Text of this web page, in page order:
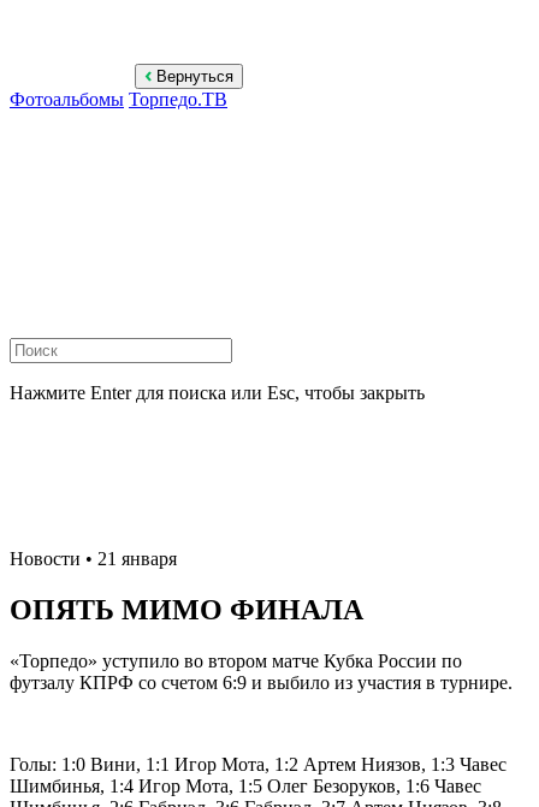
Вернуться
Фотоальбомы Торпедо.ТВ
Нажмите Enter для поиска или Esc, чтобы закрыть
Новости • 21 января
ОПЯТЬ МИМО ФИНАЛА
«Торпедо» уступило во втором матче Кубка России по
футзалу КПРФ со счетом 6:9 и выбило из участия в турнире.
Голы: 1:0 Вини, 1:1 Игор Мота, 1:2 Артем Ниязов, 1:3 Чавес
Шимбинья, 1:4 Игор Мота, 1:5 Олег Безоруков, 1:6 Чавес